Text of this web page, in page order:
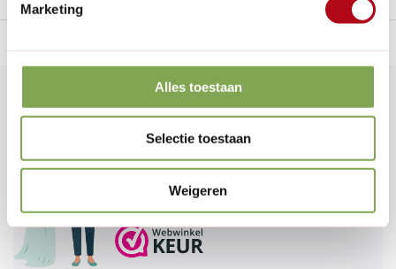
Marketing
Alles toestaan
Selectie toestaan
Weigeren
Klantenservice
Veelgestelde vragen
0346 218 111
+31 640511932